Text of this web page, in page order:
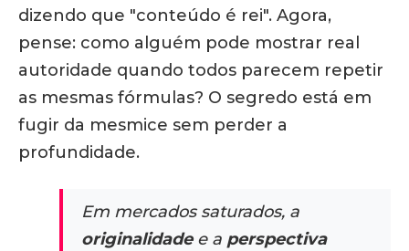
dizendo que "conteúdo é rei". Agora,
pense: como alguém pode mostrar real
autoridade quando todos parecem repetir
as mesmas fórmulas? O segredo está em
fugir da mesmice sem perder a
profundidade.
Em mercados saturados, a
originalidadee a perspectiva